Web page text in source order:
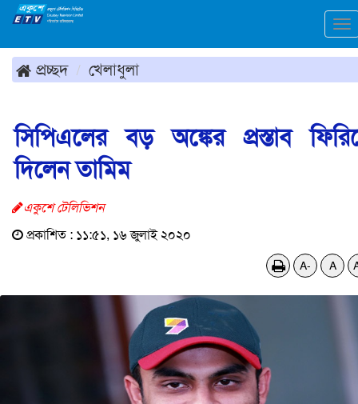
প্রচ্ছদ খেলাধুলা
সিপিএলের বড় অঙ্কের প্রস্তাব
দিলেন তামিম
একুশে টেলিভিশন
প্রকাশিত : ১১:৫১, ১৬ জুলাই ২০২০
A- A